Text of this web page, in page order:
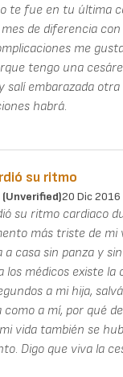
te fue en tu última
de diferencia
me
tengo una
salí embarazada
habrá.
su ritmo
(unverified)20 Dic 2016
su ritmo cardiaco
más triste de mi
a casa sin panza y
los médicos existe la
a mi hija,
como a mí, por qué
vida también se
Digo que viva la